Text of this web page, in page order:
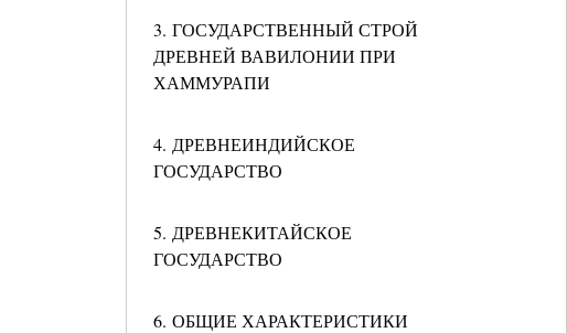
3. ГОСУДАРСТВЕННЫЙ СТРОЙ
ДРЕВНЕЙ ВАВИЛОНИИ ПРИ
ХАММУРАПИ
4. ДРЕВНЕИНДИЙСКОЕ
ГОСУДАРСТВО
5. ДРЕВНЕКИТАЙСКОЕ
ГОСУДАРСТВО
6. ОБЩИЕ ХАРАКТЕРИСТИКИ